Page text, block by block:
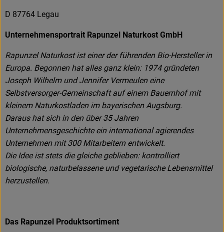
D 87764 Legau
Unternehmensportrait Rapunzel Naturkost GmbH
Rapunzel Naturkost ist einer der führenden Bio-Hersteller in
Europa. Begonnen hat alles ganz klein: 1974 gründeten
Joseph Wilhelm und Jennifer Vermeulen eine
Selbstversorger-Gemeinschaft auf einem Bauernhof mit
kleinem Naturkostladen im bayerischen Augsburg.
Daraus hat sich in den über 35 Jahren
Unternehmensgeschichte ein international agierendes
Unternehmen mit 300 Mitarbeitern entwickelt.
Die Idee ist stets die gleiche geblieben: kontrolliert
biologische, naturbelassene und vegetarische Lebensmittel
herzustellen.
Das Rapunzel Produktsortiment